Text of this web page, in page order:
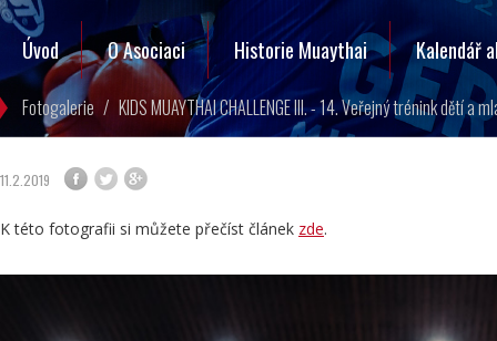
Úvod O Asociaci Historie Muaythai Kalendář
Fotogalerie / KIDS MUAYTHAI CHALLENGE III. - 14. Veřejný trénink dětí a
11.2.2019
K této fotografii si můžete přečíst článek zde.